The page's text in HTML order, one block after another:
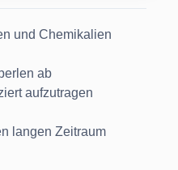
und Chemikalien
ab
aufzutragen
langen Zeitraum